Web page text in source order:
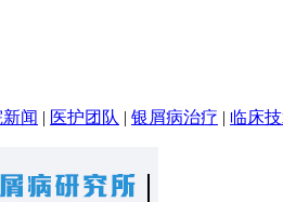
闻 | 医护团队 | 银屑病治疗 | 临床